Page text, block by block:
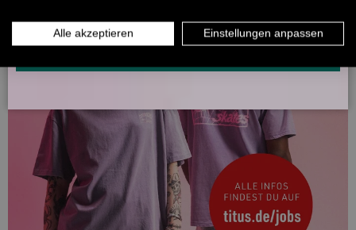
INFOS ÜBER WHATSAPP? KEIN PROBLEM!
KLICK HIER UND SCHICKE UNS DIE VORGESCHRIEBENE NACHRICHT,
Alle akzeptieren Einstellungen anpassen